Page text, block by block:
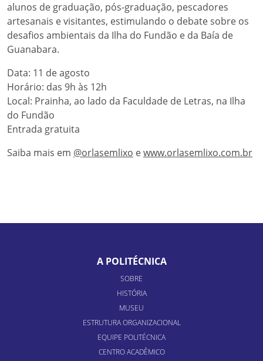
alunos de graduação, pós-graduação, pescadores
artesanais e visitantes, estimulando o debate sobre os
desafios ambientais da Ilha do Fundão e da Baía de
Guanabara.
Data: 11 de agosto
Horário: das 9h às 12h
Local: Prainha, ao lado da Faculdade de Letras, na Ilha
do Fundão
Entrada gratuita
Saiba mais em @orlasemlixo ewww.orlasemlixo.com.br
A POLITÉCNICA
SOBRE
HISTÓRIA
MUSEU
ESTRUTURA ORGANIZACIONAL
EQUIPE POLITÉCNICA
CENTRO ACADÊMICO